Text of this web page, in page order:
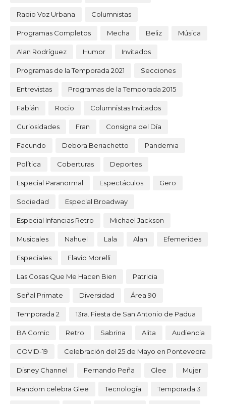
Radio Voz Urbana Columnistas
Programas Completos Mecha Beliz Música
Alan Rodríguez Humor Invitados
Programas de la Temporada 2021 Secciones
Entrevistas Programas de la Temporada 2015
Fabián Rocio Columnistas Invitados
Curiosidades Fran Consigna del Día
Facundo Debora Beriachetto Pandemia
Política Coberturas Deportes
Especial Paranormal Espectáculos Gero
Sociedad Especial Broadway
Especial Infancias Retro Michael Jackson
Musicales Nahuel Lala Alan Efemerides
Especiales Flavio Morelli
Las Cosas Que Me Hacen Bien Patricia
Señal Primate Diversidad Área 90
Temporada 2 13ra. Fiesta de San Antonio de Padua
BA Comic Retro Sabrina Alita Audiencia
COVID-19 Celebración del 25 de Mayo en Pontevedra
Disney Channel Fernando Peña Glee Mujer
Random celebra Glee Tecnología Temporada 3